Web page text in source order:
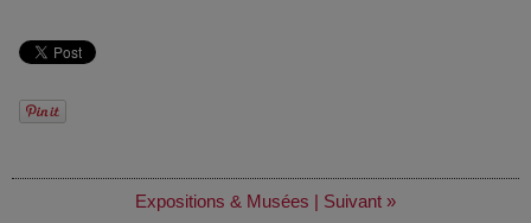
Expositions & Musées | Suivant »